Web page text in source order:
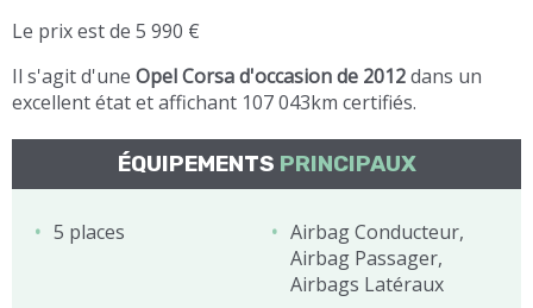
Le prix est de 5 990 €
Il s'agit d'une Opel Corsa d'occasion de 2012dans un
excellent état et affichant 107 043km certifiés.
ÉQUIPEMENTS PRINCIPAUX
5 places
Airbag Conducteur,
Airbag Passager,
Airbags Latéraux